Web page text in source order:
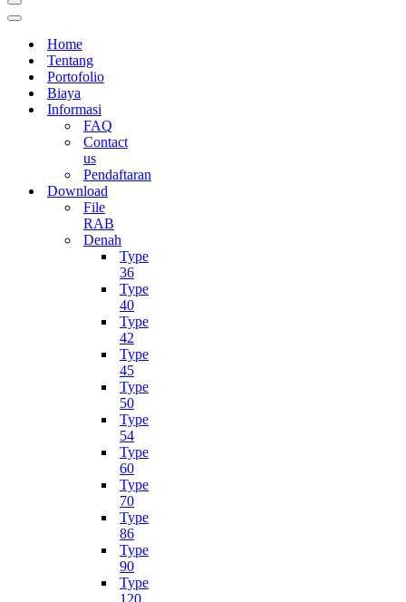
Menu
Navigasi
Menu
NavigasiHome
Tentang
Portofolio
Biaya
Informasi
FAQ
Contact
us
Pendaftaran
Download
File
RAB
Denah
Type
36
Type
40
Type
42
Type
45
Type
50
Type
54
Type
60
Type
70
Type
86
Type
90
Type
120